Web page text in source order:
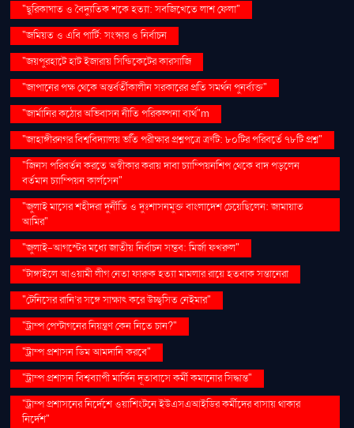
"ছুরিকাঘাত ও বৈদ্যুতিক শকে হত্যা: সবজিখেতে লাশ ফেলা"
"জমিয়ত ও এবি পার্টি: সংস্কার ও নির্বাচন
"জয়পুরহাটে হাট ইজারায় সিন্ডিকেটের কারসাজি
"জাপানের পক্ষ থেকে অন্তর্বর্তীকালীন সরকারের প্রতি সমর্থন পুনর্ব্যক্ত"
"জার্মানির কঠোর অভিবাসন নীতি পরিকল্পনা ব্যর্থ"m
"জাহাঙ্গীরনগর বিশ্ববিদ্যালয় ভর্তি পরীক্ষার প্রশ্নপত্রে ত্রুটি: ৮০টির পরিবর্তে ৭৮টি প্রশ্ন"
"জিনস পরিবর্তন করতে অস্বীকার করায় দাবা চ্যাম্পিয়নশিপ থেকে বাদ পড়লেন
বর্তমান চ্যাম্পিয়ন কার্লসেন"
"জুলাই মাসের শহীদরা দুর্নীতি ও দুঃশাসনমুক্ত বাংলাদেশ চেয়েছিলেন: জামায়াত
আমির"
"জুলাই-আগস্টের মধ্যে জাতীয় নির্বাচন সম্ভব: মির্জা ফখরুল"
"টাঙ্গাইলে আওয়ামী লীগ নেতা ফারুক হত্যা মামলার রায়ে হতবাক সন্তানেরা
"টেনিসের রানি’র সঙ্গে সাক্ষাৎ করে উচ্ছ্বসিত নেইমার"
"ট্রাম্প পেন্টাগনের নিয়ন্ত্রণ কেন নিতে চান?"
"ট্রাম্প প্রশাসন ডিম আমদানি করবে"
"ট্রাম্প প্রশাসন বিশ্বব্যাপী মার্কিন দূতাবাসে কর্মী কমানোর সিদ্ধান্ত"
"ট্রাম্প প্রশাসনের নির্দেশে ওয়াশিংটনে ইউএসএআইডির কর্মীদের বাসায় থাকার
নির্দেশ"